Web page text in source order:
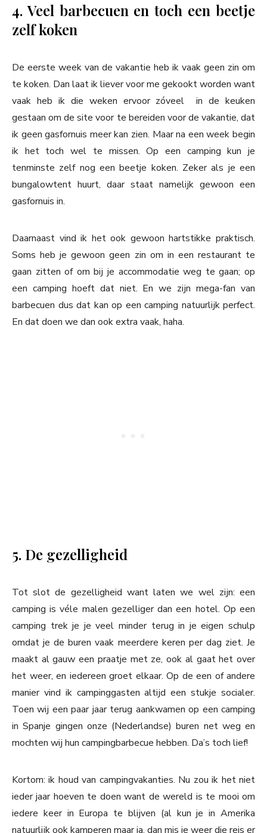
4. Veel barbecuen en toch een beetje
zelf koken
De eerste week van de vakantie heb ik vaak geen zin om
te koken. Dan laat ik liever voor me gekookt worden want
vaak heb ik die weken ervoor zóveel in de keuken
gestaan om de site voor te bereiden voor de vakantie, dat
ik geen gasfornuis meer kan zien. Maar na een week begin
ik het toch wel te missen. Op een camping kun je
tenminste zelf nog een beetje koken. Zeker als je een
bungalowtent huurt, daar staat namelijk gewoon een
gasfornuis in.
Daarnaast vind ik het ook gewoon hartstikke praktisch.
Soms heb je gewoon geen zin om in een restaurant te
gaan zitten of om bij je accommodatie weg te gaan; op
een camping hoeft dat niet. En we zijn mega-fan van
barbecuen dus dat kan op een camping natuurlijk perfect.
En dat doen we dan ook extra vaak, haha.
5. De gezelligheid
Tot slot de gezelligheid want laten we wel zijn: een
camping is véle malen gezelliger dan een hotel. Op een
camping trek je je veel minder terug in je eigen schulp
omdat je de buren vaak meerdere keren per dag ziet. Je
maakt al gauw een praatje met ze, ook al gaat het over
het weer, en iedereen groet elkaar. Op de een of andere
manier vind ik campinggasten altijd een stukje socialer.
Toen wij een paar jaar terug aankwamen op een camping
in Spanje gingen onze (Nederlandse) buren net weg en
mochten wij hun campingbarbecue hebben. Da’s toch lief!
Kortom: ik houd van campingvakanties. Nu zou ik het niet
ieder jaar hoeven te doen want de wereld is te mooi om
iedere keer in Europa te blijven (al kun je in Amerika
natuurlijk ook kamperen maar ja, dan mis je weer die reis er